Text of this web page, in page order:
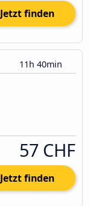
Jetzt finden
11h 40min
57 CHF
Jetzt finden